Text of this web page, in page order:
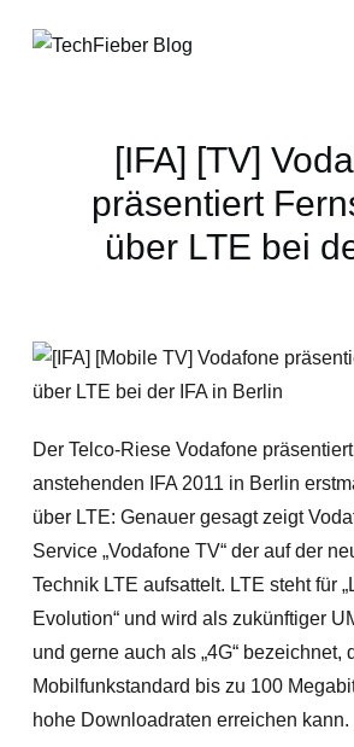
[IFA] [TV]
präsentiert
über LTE bei
Der Telco-Riese Vodafone
anstehenden IFA 2011 in Berlin
über LTE: Genauer gesagt zeigt
Service „Vodafone TV“ der auf der
Technik LTE aufsattelt. LTE steht für
Evolution“ und wird als zukünftiger
und gerne auch als „4G“ bezeichnet,
Mobilfunkstandard bis zu 100
hohe Downloadraten erreichen kann.